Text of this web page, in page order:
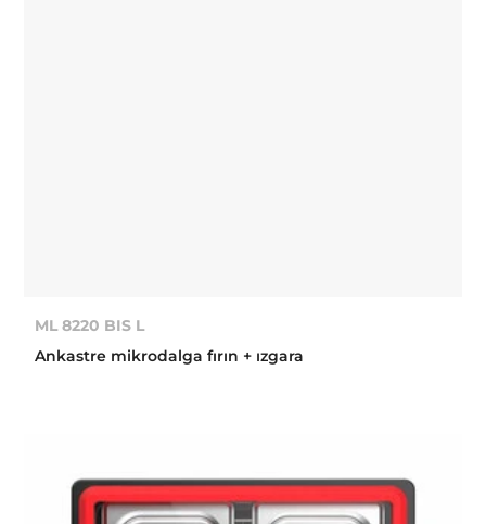
ML 8220 BIS L
Ankastre mikrodalga fırın + ızgara